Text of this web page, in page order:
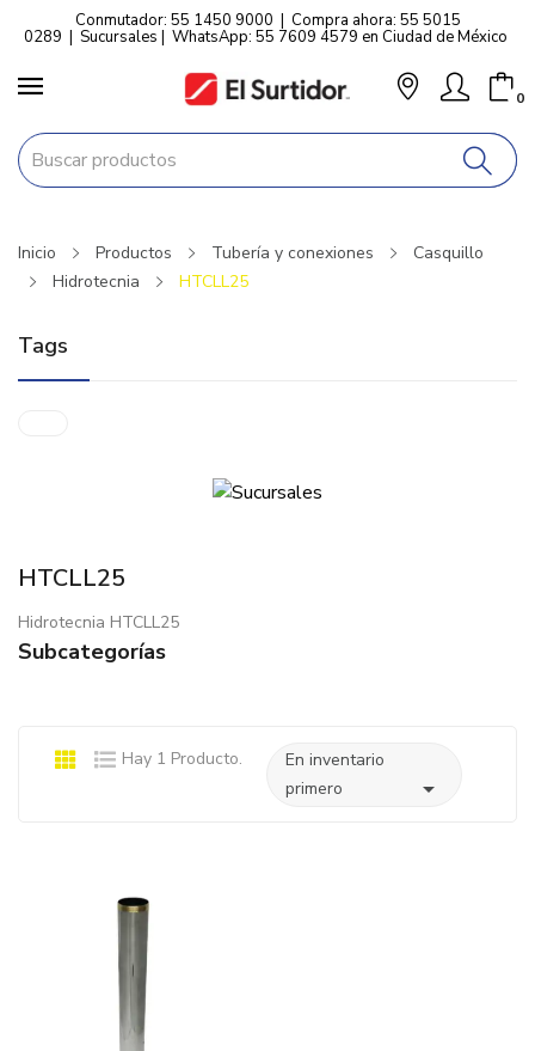
Conmutador: 55 1450 9000 | Compra ahora: 55 5015
0289 | Sucursales | WhatsApp: 55 7609 4579 en Ciudad de México
0
Inicio Productos Tubería y conexiones
Casquillo
Hidrotecnia
HTCLL25
Tags
HTCLL25
Hidrotecnia HTCLL25
Subcategorías
Hay 1 Producto.
En inventario
primero
